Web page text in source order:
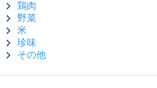
鶏肉
野菜
米
珍味
その他